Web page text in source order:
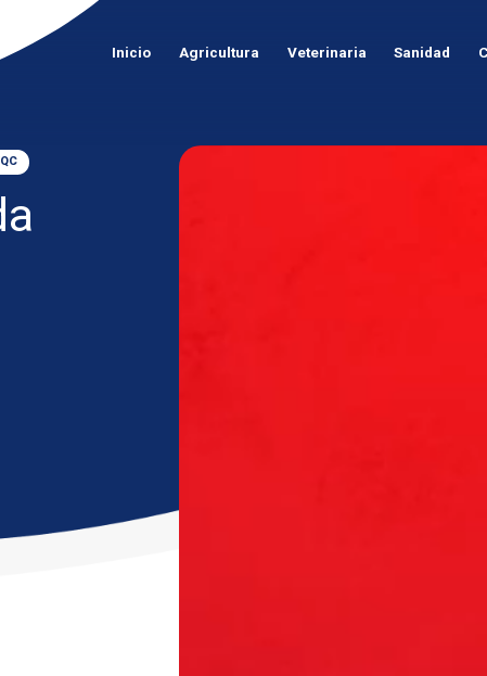
Inicio Agricultura Veterinaria Sanidad